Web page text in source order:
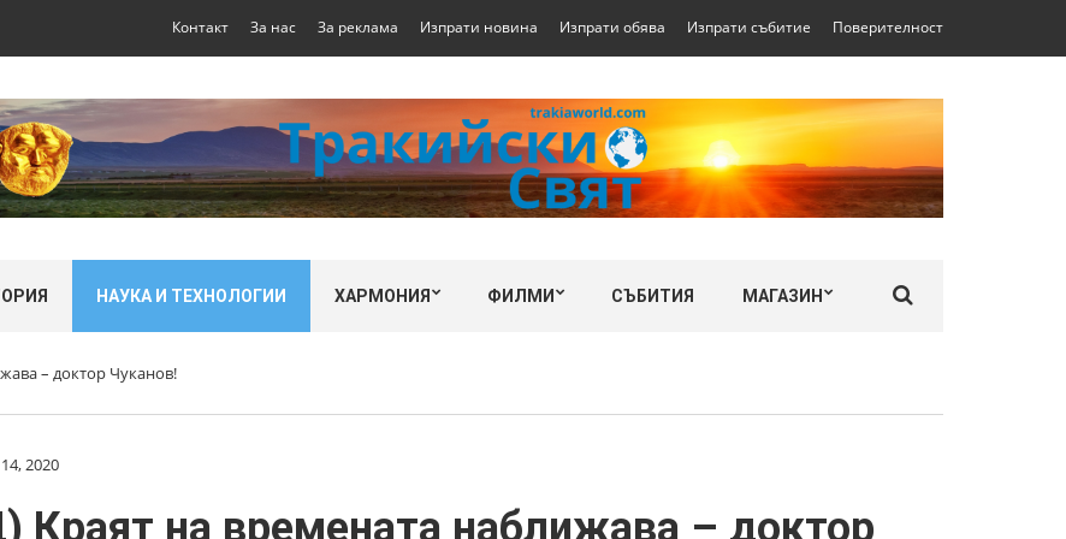
Контакт За нас За реклама Изпрати новина Изпрати обява Изпрати събитие Поверителност
НАУКА И ТЕХНОЛОГИИ ХАРМОНИЯ ФИЛМИ СЪБИТИЯ МАГАЗИН
– доктор Чуканов!
2020
Краят на времената наближава – доктор